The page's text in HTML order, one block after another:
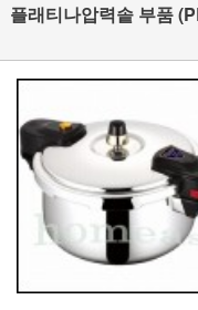
플래티나압력솥 부품